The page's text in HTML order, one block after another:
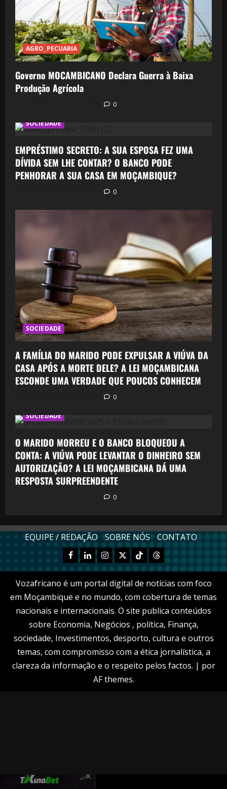
AGRO_PECUARIA
Governo MOCAMBICANO Declara Guerra à Baixa
Produção Agrícola
0
SOCIEDADE
EMPRÉSTIMO SECRETO: A SUA ESPOSA FEZ UMA
DÍVIDA SEM LHE CONTAR? O BANCO PODE
PENHORAR A SUA CASA EM MOÇAMBIQUE?
0
SOCIEDADE
A FAMÍLIA DO MARIDO PODE EXPULSAR A VIÚVA DA
CASA APÓS A MORTE DELE? A LEI MOÇAMBICANA
ESCONDE UMA VERDADE QUE POUCOS CONHECEM
0
SOCIEDADE
O MARIDO MORREU E O BANCO BLOQUEOU A
CONTA: A VIÚVA PODE LEVANTAR O DINHEIRO SEM
AUTORIZAÇÃO? A LEI MOÇAMBICANA DÁ UMA
RESPOSTA SURPREENDENTE
0
EQUIPE / REDAÇÃO SOBRE NÓS CONTATO
Facebook
LinkednInstagram
X TikTokThreads
Vozafricano é um portal digital de notícias com foco
em Moçambique e no mundo, com cobertura de temas
nacionais e internacionais. O site publica conteúdos
sobre Economia, Negócios , política, Finança,
sociedade, Investimentos, desporto, cultura e outros
temas, com compromisso com a ética jornalística, a
clareza da informação e o respeito pelos factos. | por
AF themes.